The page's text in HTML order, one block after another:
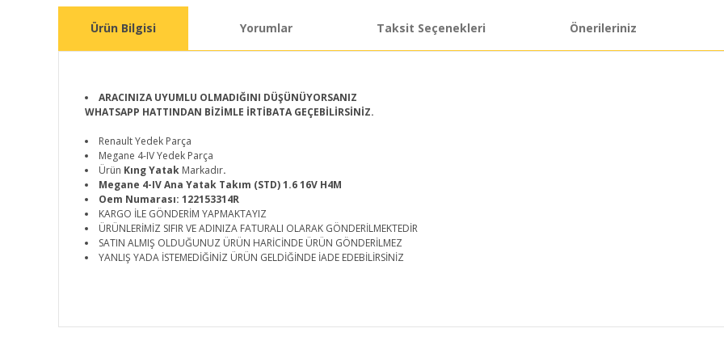
Ürün Bilgisi Yorumlar Taksit Seçenekleri Önerileriniz
ARACINIZA UYUMLU OLMADIĞINI DÜŞÜNÜYORSANIZ
WHATSAPP HATTINDAN BİZİMLE İRTİBATA GEÇEBİLİRSİNİZ.
Renault Yedek Parça
Megane 4-IV Yedek Parça
Ürün Kıng Yatak Markadır.
Megane 4-IV Ana Yatak Takım (STD) 1.6 16V H4M
Oem Numarası: 122153314R
KARGO İLE GÖNDERİM YAPMAKTAYIZ
ÜRÜNLERİMİZ SIFIR VE ADINIZA FATURALI OLARAK GÖNDERİLMEKTEDİR
SATIN ALMIŞ OLDUĞUNUZ ÜRÜN HARİCİNDE ÜRÜN GÖNDERİLMEZ
YANLIŞ YADA İSTEMEDİĞİNİZ ÜRÜN GELDİĞİNDE İADE EDEBİLİRSİNİZ